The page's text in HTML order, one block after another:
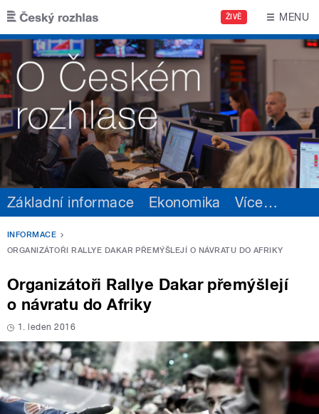
Přejít k hlavnímu obsahu
ŽIVĚ MENU
Základní informace Ekonomika Více…
INFORMACE
ORGANIZÁTOŘI RALLYE DAKAR PŘEMÝŠLEJÍ O NÁVRATU DO AFRIKY
Organizátoři Rallye Dakar přemýšlejí
o návratu do Afriky
1. leden 2016